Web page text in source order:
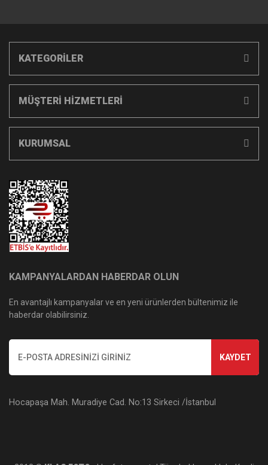
KATEGORİLER
MÜŞTERİ HİZMETLERİ
KURUMSAL
KAMPANYALARDAN HABERDAR OLUN
En avantajlı kampanyalar ve en yeni ürünlerden bültenimiz ile
haberdar olabilirsiniz.
KAYDET
Hocapaşa Mah. Muradiye Cad. No:13 Sirkeci /İstanbul